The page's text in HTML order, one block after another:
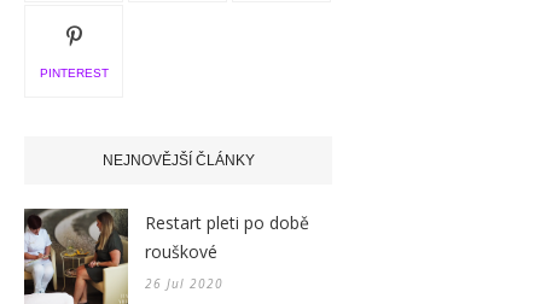
PINTEREST
NEJNOVĚJŠÍ ČLÁNKY
Restart pleti po době
rouškové
26 Jul 2020